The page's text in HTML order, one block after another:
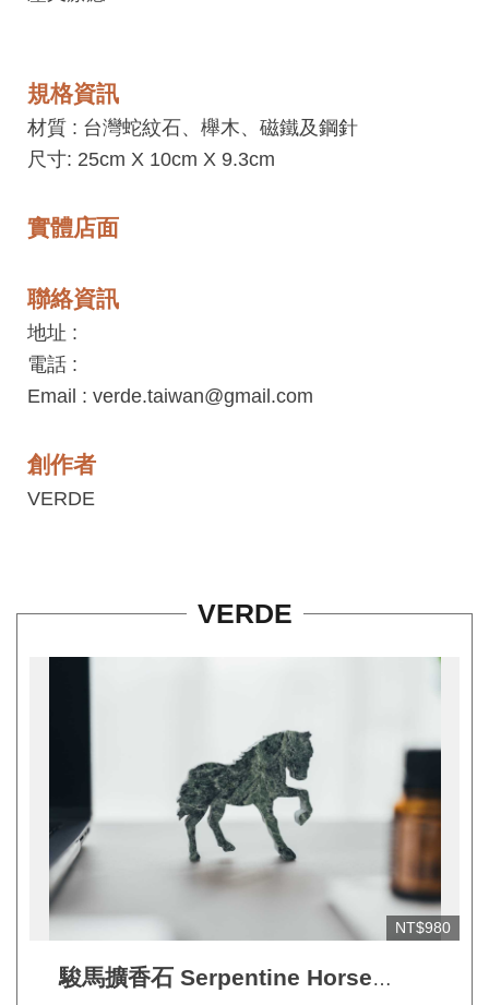
全
政
策
告
作
權
聲
明
關
連
規格資訊
材質 : 台灣蛇紋石、櫸木、磁鐵及鋼針
尺寸: 25cm X 10cm X 9.3cm
實體店面
聯絡資訊
地址 :
電話 :
Email : verde.taiwan@gmail.com
創作者
VERDE
VERDE
NT$980
駿馬擴香石 Serpentine Horse